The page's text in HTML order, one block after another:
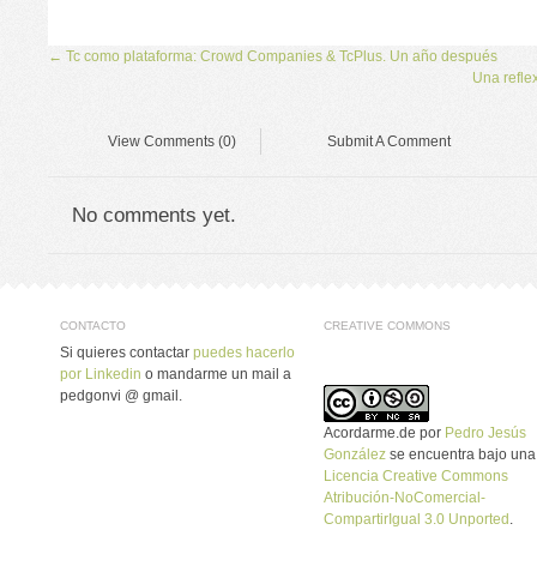
← Tc como plataforma: Crowd Companies & TcPlus. Un año después
Una
View Comments (0) Submit A Comment
No comments yet.
CONTACTO
Si quieres contactar puedes hacerlo
por Linkedin o mandarme un mail a
pedgonvi @ gmail.
CREATIVE COMMONS
Acordarme.de por Pedro Jesús
González se encuentra bajo una
Licencia Creative Commons
Atribución-NoComercial-
CompartirIgual 3.0 Unported.